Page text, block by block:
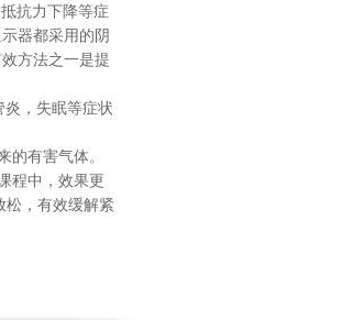
抗力下降等症
器都采用的阴
方法之一是提
炎，失眠等症状
的有害气体。
程中，效果更
松，有效缓解紧